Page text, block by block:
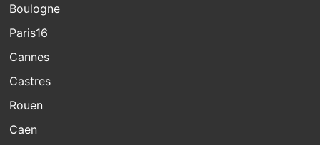
Boulogne
Paris16
Cannes
Castres
Rouen
Caen